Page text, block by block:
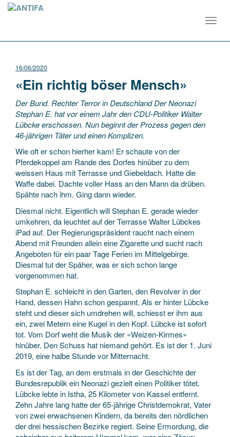
16/06/2020
«Ein richtig böser Mensch»
Der Bund. Rechter Terror in Deutschland Der Neonazi
Stephan E. hat vor einem Jahr den CDU-Politiker Walter
Lübcke erschossen. Nun beginnt der Prozess gegen den
46-jährigen Täter und einen Komplizen.
Wie oft er schon hierher kam! Er schaute von der
Pferdekoppel am Rande des Dorfes hinüber zu dem
weissen Haus mit Terrasse und Giebeldach. Hatte die
Waffe dabei. Dachte voller Hass an den Mann da drüben.
Spähte nach ihm. Ging dann wieder.
Diesmal nicht. Eigentlich will Stephan E. gerade wieder
umkehren, da leuchtet auf der Terrasse Walter Lübckes
iPad auf. Der Regierungspräsident raucht nach einem
Abend mit Freunden allein eine Zigarette und sucht nach
Angeboten für ein paar Tage Ferien im Mittelgebirge.
Diesmal tut der Späher, was er sich schon lange
vorgenommen hat.
Stephan E. schleicht in den Garten, den Revolver in der
Hand, dessen Hahn schon gespannt. Als er hinter Lübcke
steht und dieser sich umdrehen will, schiesst er ihm aus
ein, zwei Metern eine Kugel in den Kopf. Lübcke ist sofort
tot. Vom Dorf weht die Musik der «Weizen-Kirmes»
hinüber. Den Schuss hat niemand gehört. Es ist der 1. Juni
2019, eine halbe Stunde vor Mitternacht.
Es ist der Tag, an dem erstmals in der Geschichte der
Bundesrepublik ein Neonazi gezielt einen Politiker tötet.
Lübcke lebte in Istha, 25 Kilometer von Kassel entfernt.
Zehn Jahre lang hatte der 65-jährige Christdemokrat, Vater
von zwei erwachsenen Kindern, da bereits den nördlichen
der drei hessischen Bezirke regiert. Seine Ermordung, die